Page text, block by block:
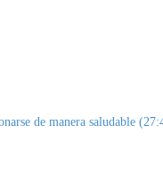
de manera saludable